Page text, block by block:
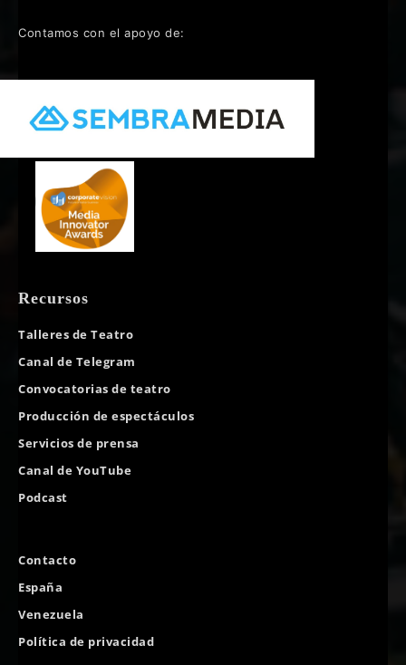
Contamos con el apoyo de:
Recursos
Talleres de Teatro
Canal de Telegram
Convocatorias de teatro
Producción de espectáculos
Servicios de prensa
Canal de YouTube
Podcast
Contacto
España
Venezuela
Política de privacidad